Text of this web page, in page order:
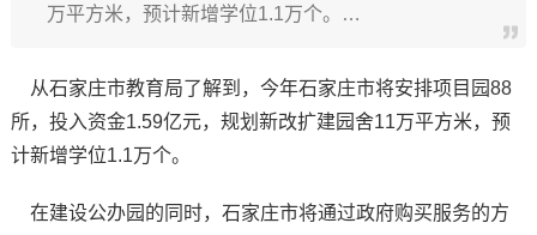
万平方米，预计新增学位1.1万个。…
从石家庄市教育局了解到，今年石家庄市将安排项目园88
所，投入资金1.59亿元，规划新改扩建园舍11万平方米，预
计新增学位1.1万个。
在建设公办园的同时，石家庄市将通过政府购买服务的方